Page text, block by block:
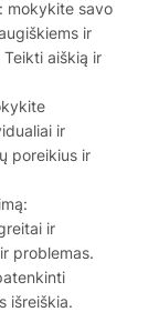
mokykite savo
ir
aiškią ir
ir
poreikius ir
ir
problemas.
išreiškia.